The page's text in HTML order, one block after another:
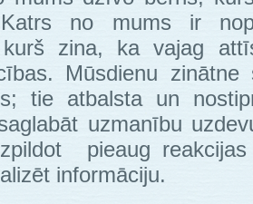
no mums ir
zina, ka vajag
Mūsdienu
tie atbalsta un
uzmanību
pieaug reakcijas
informāciju.